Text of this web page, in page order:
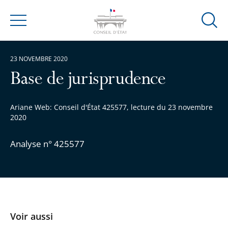
Menu
Ouvrir
Base de jurisprudence
Ariane Web: Conseil d'État 425577, lecture du 23 novembre
2020
Analyse n° 425577
23 NOVEMBRE 2020
Voir aussi